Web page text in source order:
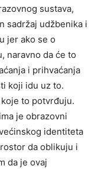
sustava,
sadržaj udžbenika i
jer ako se o
naravno da će to
i prihvaćanja
koji idu uz to.
to potvrđuju.
je obrazovni
identiteta
da oblikuju i
da je ovaj